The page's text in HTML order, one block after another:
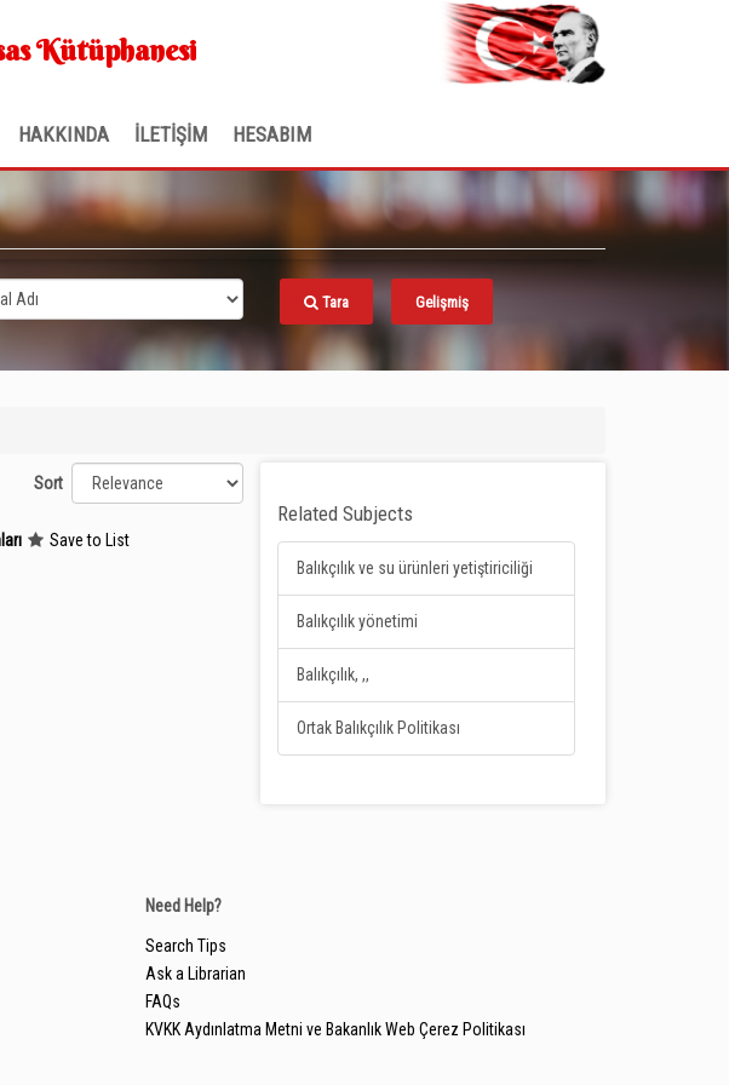
Kütüphanesi
HAKKINDA İLETİŞİM HESABIM
Tara Gelişmiş
Sort
Save to List
Related Subjects
Balıkçılık ve su ürünleri yetiştiriciliği
Balıkçılık yönetimi
Balıkçılık, ,,
Ortak Balıkçılık Politikası
Need Help?
Search Tips
Ask a Librarian
FAQs
KVKK Aydınlatma Metni ve Bakanlık Web Çerez Politikası